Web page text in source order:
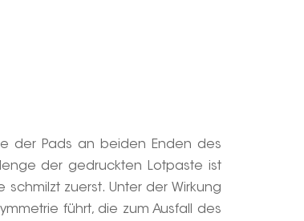
der Pads an beiden Enden des
der gedruckten Lotpaste ist
zuerst. Unter der Wirkung
führt, die zum Ausfall des